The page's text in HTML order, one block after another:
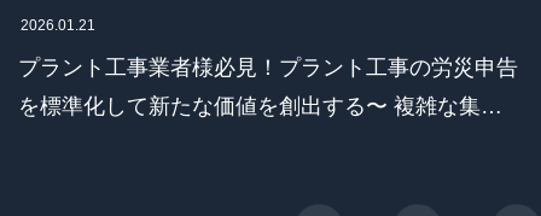
2026.01.21
プラント工事業者様必見！プラント工事の労災申告
を標準化して新たな価値を創出する〜 複雑な集計